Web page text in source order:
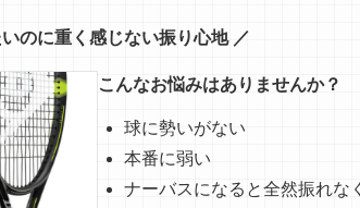
のに重く感じない振り心地 ／
こんなお悩みはありませんか？
球に勢いがない
本番に弱い
ナーバスになると全然振れな